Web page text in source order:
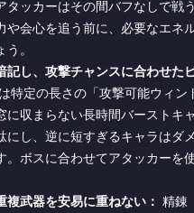
タッカーはその間バフなしで戦
や会心を追う前に、必要なエネ
。
記し、攻撃チャンスに合わせた
特定の長さの「攻撃可能ウィン
に収まらない長時間バーストキ
にし、逆に短すぎるキャラはダ
。ボスに合わせてアタッカーを
複武器を安易に重ねない： 精錬